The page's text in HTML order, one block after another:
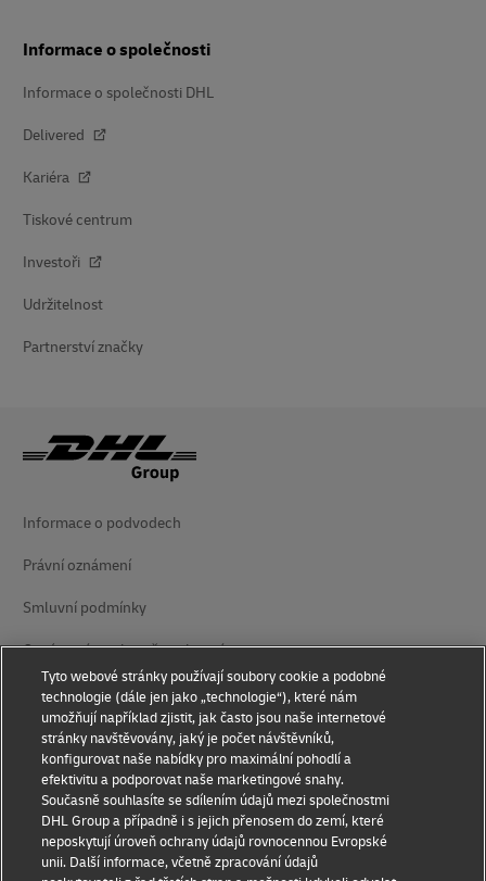
Informace o společnosti
Informace o společnosti DHL
Delivered
Kariéra
Tiskové centrum
Investoři
Udržitelnost
Partnerství značky
Informace o podvodech
Právní oznámení
Smluvní podmínky
Oznámení o ochraně soukromí
Přístupnost
Doplňující informace
Nastavení suborů cookie
Sledujte nás na
Tyto webové stránky používají soubory cookie a podobné
technologie (dále jen jako „technologie“), které nám
umožňují například zjistit, jak často jsou naše internetové
stránky navštěvovány, jaký je počet návštěvníků,
konfigurovat naše nabídky pro maximální pohodlí a
efektivitu a podporovat naše marketingové snahy.
Současně souhlasíte se sdílením údajů mezi společnostmi
DHL Group a případně i s jejich přenosem do zemí, které
neposkytují úroveň ochrany údajů rovnocennou Evropské
unii. Další informace, včetně zpracování údajů